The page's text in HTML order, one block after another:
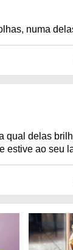
numa
qual delas
estive ao seu